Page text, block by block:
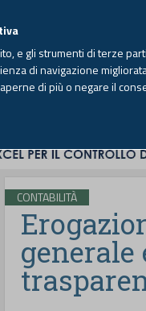
CONTABILITÀ
e gli strumenti di terze
di navigazione
di più o negare il